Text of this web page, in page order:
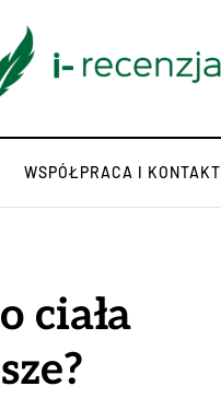
WSPÓŁPRACA I KONTAKT
ciała